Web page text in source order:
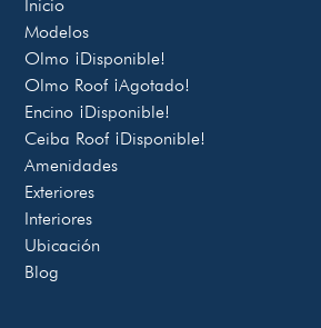
Inicio
Modelos
Olmo ¡Disponible!
Olmo Roof ¡Agotado!
Encino ¡Disponible!
Ceiba Roof ¡Disponible!
Amenidades
Exteriores
Interiores
Ubicación
Blog